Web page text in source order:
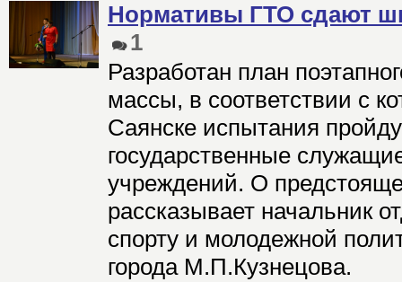
Нормативы ГТО сдают
1
Разработан план
массы, в соответствии с
Саянске испытания
государственные
учреждений. О
рассказывает начальник
спорту и молодежной
города М.П.Кузнецова.